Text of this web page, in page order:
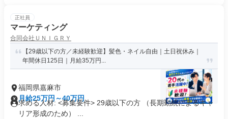
正社員
マーケティング
合同会社ＵＮＩＧＲＹ
【29歳以下の方／未経験歓迎】髪色・ネイル自由｜土日祝休み｜
年間休日125日｜月給35万円...
福岡県嘉麻市
月給25万円～40万円
求める人材: <募集要件> 29歳以下の方 （長期勤続によるキャ
リア形成のため） ...